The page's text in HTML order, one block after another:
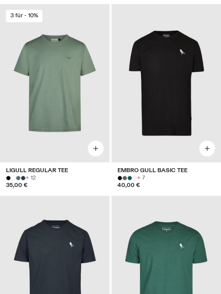
3 für - 10%
LIGULL REGULAR TEE
+ 12
35,00 €
EMBRO GULL BASIC TEE
+ 7
40,00 €